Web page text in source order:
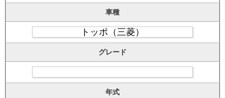
車種
グレード
年式